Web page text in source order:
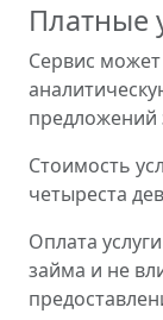
Платные
Сервис
предложений
Стоимость
четыреста
Оплата
займа и не